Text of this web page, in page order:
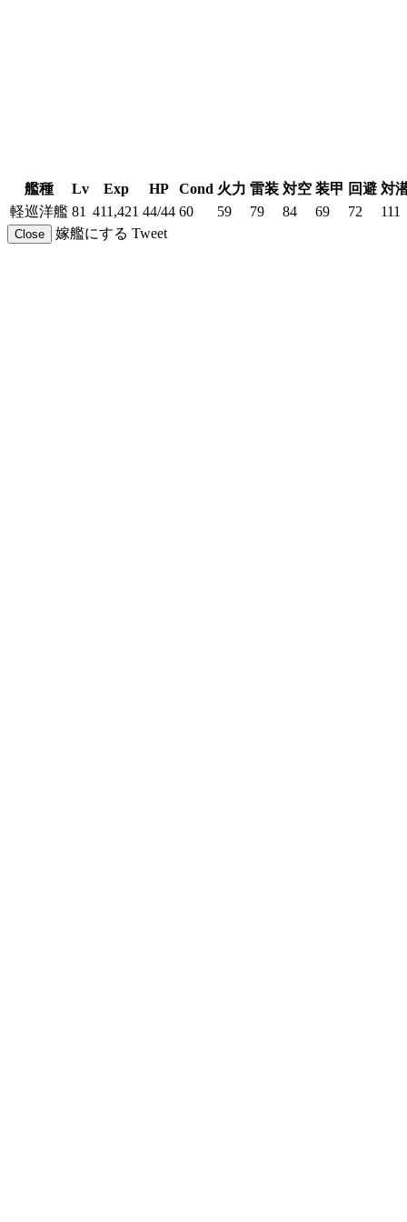
艦種 Lv Exp HP Cond 火力 雷装 対空 装甲 回避 対
軽巡洋艦 81 411,421 44/44 60 59 79 84 69 72 111
Close 嫁艦にする Tweet